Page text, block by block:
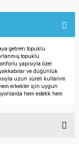
getiren topuklu
topuklu
yapısıyla özel
ve düğünlük
uzun süreli kullanım
erkekler için uygun
hem estetik hem